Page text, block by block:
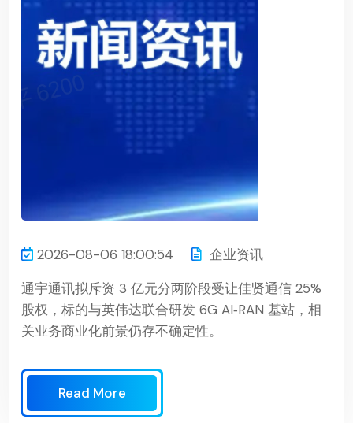
2026-08-06 18:00:54
企业资讯
通宇通讯拟斥资 3 亿元分两阶段受让佳贤通信 25%
股权，标的与英伟达联合研发 6G AI‑RAN 基站，相
关业务商业化前景仍存不确定性。
Read More